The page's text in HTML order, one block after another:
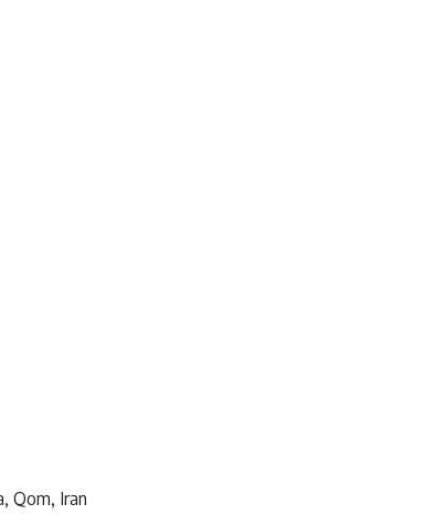
Qom, Iran